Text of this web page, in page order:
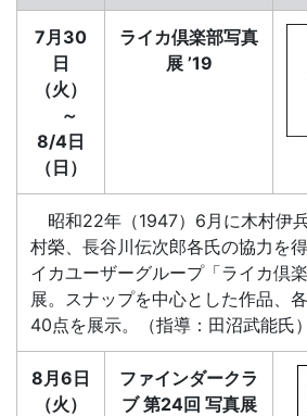
7月30
日
（火）
～
8/4日
（日）
ライカ倶楽部写真
展 ’19
昭和22年（1947）6月に木村伊
村榮、長谷川伝次郎各氏の協力を
イカユーザーグループ「ライカ倶
展。スナップを中心とした作品、
40点を展示。（指導：田沼武能氏）
8月6日
（火）
ファインダークラ
ブ 第24回 写真展